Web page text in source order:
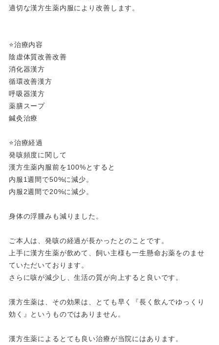
適切な漢方生薬内服により改善します。
⭐️治療内容
陰虚体質改善改善
消化器漢方
循環改善漢方
呼吸器漢方
薬膳スープ
鍼灸治療
⭐️治療経過
発咳頻度に関して
漢方生薬内服前を100%とすると
内服1週間で50%に減少。
内服2週間で20%に減少。
身体の浮腫みも減りました。
ご本人は、発咳の経過が長かったとのことです。
上手に漢方生薬が飲めて、飼い主様も一生懸命お薬をのませ
ていただいております。
さらに咳が減少し、生活の質が向上すると良いです。
漢方生薬は、その効果は、とても早く『長く飲んでゆっくり
効く』というものではありません。
漢方生薬によるとても良い治療が当院にはあります。